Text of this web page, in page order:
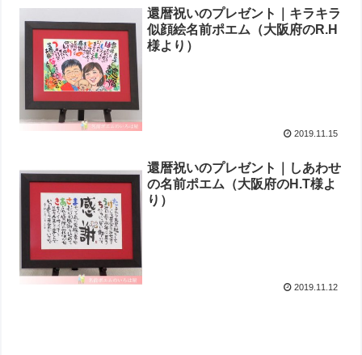
還暦祝いのプレゼント｜キラキラ
似顔絵名前ポエム（大阪府のR.H
様より ）
2019.11.15
還暦祝いのプレゼント｜しあわせ
の名前ポエム（大阪府のH.T様よ
り ）
2019.11.12